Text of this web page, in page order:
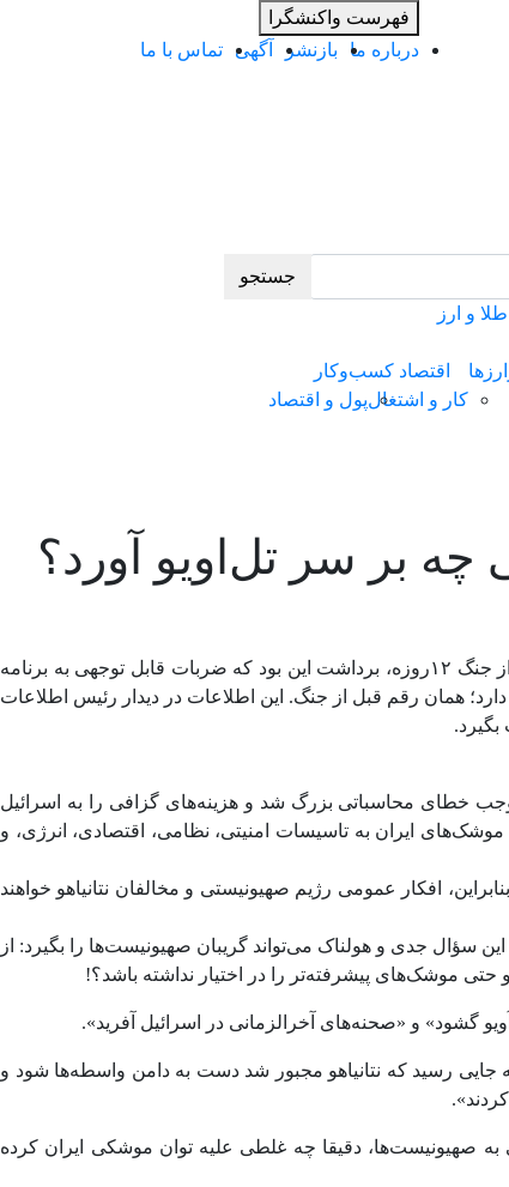
فهرست واکنشگرا
درباره ما
بازنشر آگهی تماس با ما
جستجو
طلا و ارز
اقتصاد کسب‌و‌کار
کار و اشتغالپول و اقتصاد
بر سر تل‌اویو آورد؟
به گزارش اقتصادآنلاین به نقل از نامه‌نیوز، به تازگی روزنامه تایمز اسرائیل و رسانه آمریکایی المانیتور ، در تحلیل‌ها و گزارش‌هایی نوشتند: بعد از جنگ ۱۲روزه، برداشت این بود که ضربات قابل توجهی به برنامه
همان رقم قبل از جنگ. این اطلاعات در دیدار رئیس اطلاعات
موجب خطای محاسباتی بزرگ شد و هزینه‌های گزافی را به اسرائیل
ایران به تاسیسات امنیتی، نظامی، اقتصادی، انرژی، و
افکار عمومی رژیم صهیونیستی و مخالفان نتانیاهو خواهند
سؤال جدی و هولناک می‌تواند ‌گریبان صهیونیست‌ها را بگیرد: از
موشک‌های پیشرفته‌تر را در اختیار نداشته باشد؟!
گشود» و «صحنه‌های آخرالزمانی در اسرائیل آفرید».
جایی رسید که نتانیاهو مجبور شد دست به دامن واسطه‌ها شود و
به صهیونیست‌ها، دقیقا چه غلطی علیه توان موشکی ایران کرده